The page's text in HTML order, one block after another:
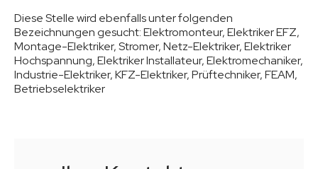
Diese Stelle wird ebenfalls unter folgenden
Bezeichnungen gesucht:Elektromonteur, Elektriker EFZ,
Montage-Elektriker, Stromer, Netz-Elektriker, Elektriker
Hochspannung, Elektriker Installateur, Elektromechaniker,
Industrie-Elektriker, KFZ-Elektriker, Prüftechniker, FEAM,
Betriebselektriker